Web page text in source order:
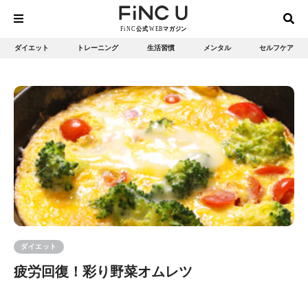
ダイエット トレーニング 生活習慣 メンタル セルフケア
ダイエット
疲労回復！彩り野菜オムレツ